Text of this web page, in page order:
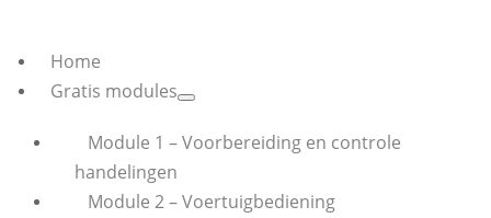
Home
Gratis modules
Module 1 – Voorbereiding en controle
handelingen
Module 2 – Voertuigbediening